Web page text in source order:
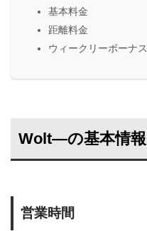
基本料金
距離料金
ウィークリーボーナス
Wolt―の基本情報
営業時間